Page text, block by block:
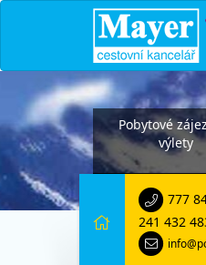
Pobytové
výlety
777
241 432